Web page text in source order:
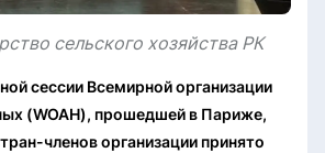
сельского хозяйства РК
сессии Всемирной организации
(WOAH), прошедшей в Париже,
членов организации принято